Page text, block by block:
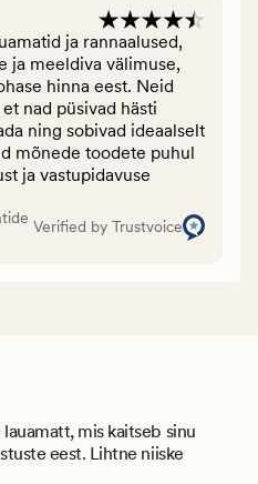
ja rannaalused,
ja meeldiva välimuse,
hinna eest. Neid
nad püsivad hästi
ning sobivad ideaalselt
mõnede toodete puhul
ja vastupidavuse
Verified by Trustvoice
mis kaitseb sinu
eest. Lihtne niiske